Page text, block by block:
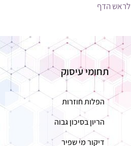
לראש הדף
תחומי עיסוק
הפלות חוזרות
הריון בסיכון גבוה
דיקור מי שפיר